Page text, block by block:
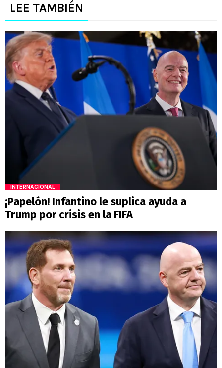
LEE TAMBIÉN
INTERNACIONAL
¡Papelón! Infantino le suplica ayuda a
Trump por crisis en la FIFA